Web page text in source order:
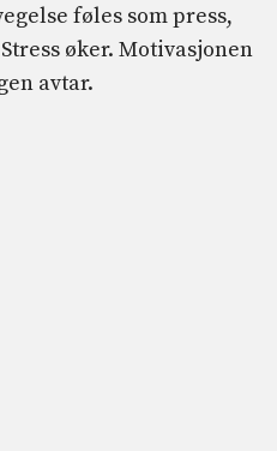
føles som press,
øker. Motivasjonen
avtar.